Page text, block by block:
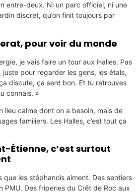
entre-deux. Ni un parc officiel, ni une
discret, qu’on finit toujours par
pour voir du monde
je vais faire un tour aux Halles. Pas
pour regarder les gens, les étals,
discute, ça sent bon. Et tu retrouves
connais. »
lieu calme dont on a besoin, mais de
familiers. Les Halles, c’est tout ça
Étienne, c’est surtout
que les stéphanois aiment. Des sentiers
PMU. Des friperies du Crêt de Roc aux